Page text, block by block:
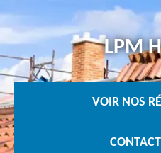
LPM
VOIR NOS